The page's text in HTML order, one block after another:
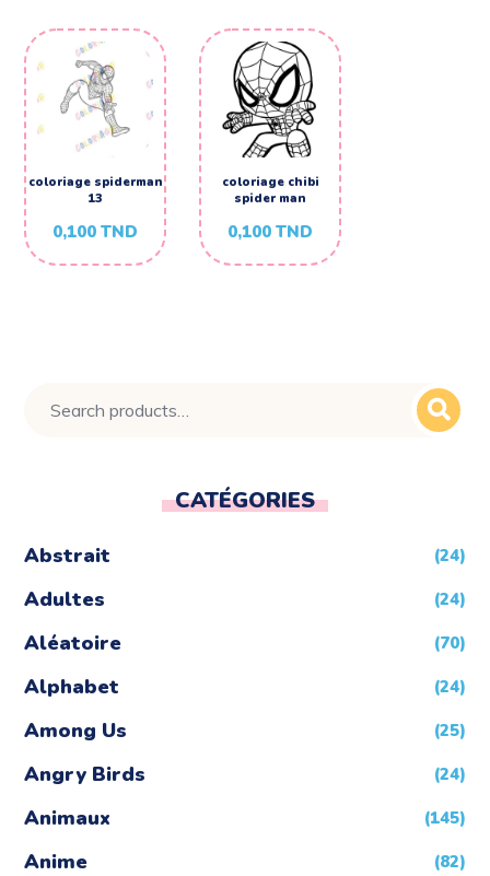
coloriage spiderman
13
0,100TND
coloriage chibi
spider man
0,100TND
CATÉGORIES
Abstrait (24)
Adultes (24)
Aléatoire (70)
Alphabet (24)
Among Us (25)
Angry Birds (24)
Animaux (145)
Anime (82)